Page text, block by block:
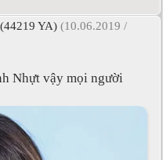
(44219 YA) (10.06.2019 /
Nhựt vậy mọi người